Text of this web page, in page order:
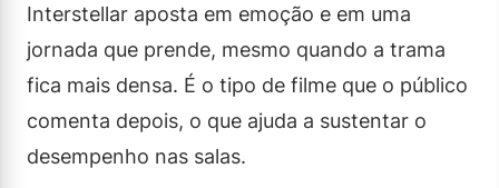
Interstellar aposta em emoção e em uma
jornada que prende, mesmo quando a trama
fica mais densa. É o tipo de filme que o público
comenta depois, o que ajuda a sustentar o
desempenho nas salas.